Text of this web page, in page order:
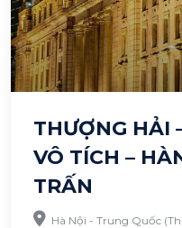
THƯỢNG HẢI
VÔ TÍCH –
TRẤN
Hà Nội - Trung Quốc (Thượng